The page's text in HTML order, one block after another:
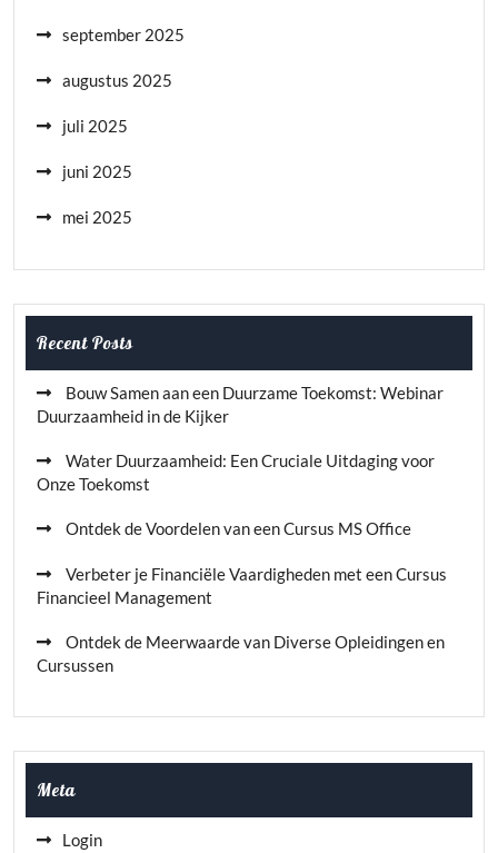
september 2025
augustus 2025
juli 2025
juni 2025
mei 2025
Recent Posts
Bouw Samen aan een Duurzame Toekomst: Webinar
Duurzaamheid in de Kijker
Water Duurzaamheid: Een Cruciale Uitdaging voor
Onze Toekomst
Ontdek de Voordelen van een Cursus MS Office
Verbeter je Financiële Vaardigheden met een Cursus
Financieel Management
Ontdek de Meerwaarde van Diverse Opleidingen en
Cursussen
Meta
Login